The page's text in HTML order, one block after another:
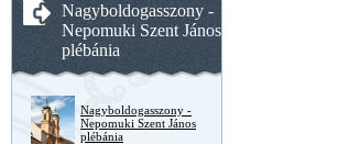
Nagyboldogasszony -
Nepomuki Szent János
plébánia
Nagyboldogasszony -
Nepomuki Szent János
plébánia